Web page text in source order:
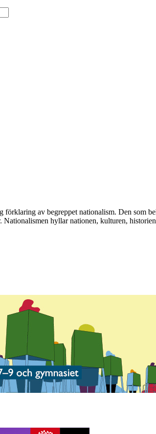
av begreppet nationalism. Den som
Nationalismen hyllar nationen, kulturen,